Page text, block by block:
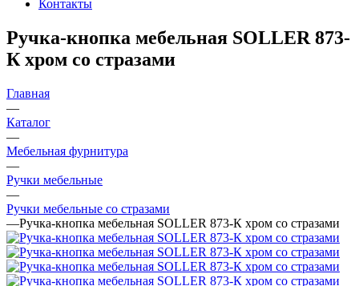
Контакты
Ручка-кнопка мебельная SOLLER 873-
К хром со стразами
Главная
—
Каталог
—
Мебельная фурнитура
—
Ручки мебельные
—
Ручки мебельные со стразами
—Ручка-кнопка мебельная SOLLER 873-К хром со стразами